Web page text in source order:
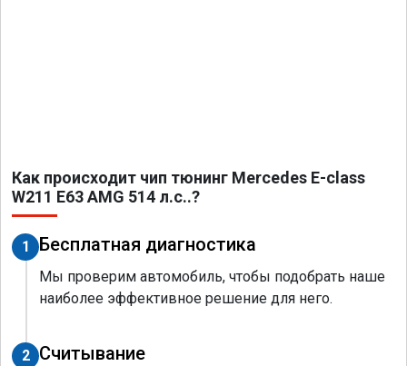
Как происходит чип тюнинг Mercedes E-class
W211 E63 AMG 514 л.с..?
1 Бесплатная диагностика
Мы проверим автомобиль, чтобы подобрать наше
наиболее эффективное решение для него.
2 Считывание